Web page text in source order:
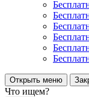
Открыть меню
Что ищем?